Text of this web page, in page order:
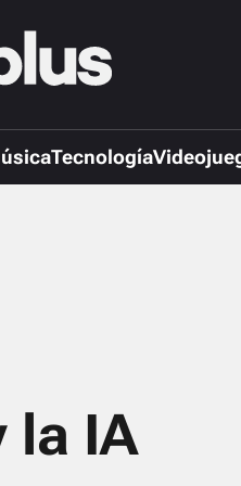
Tecnología
la IA